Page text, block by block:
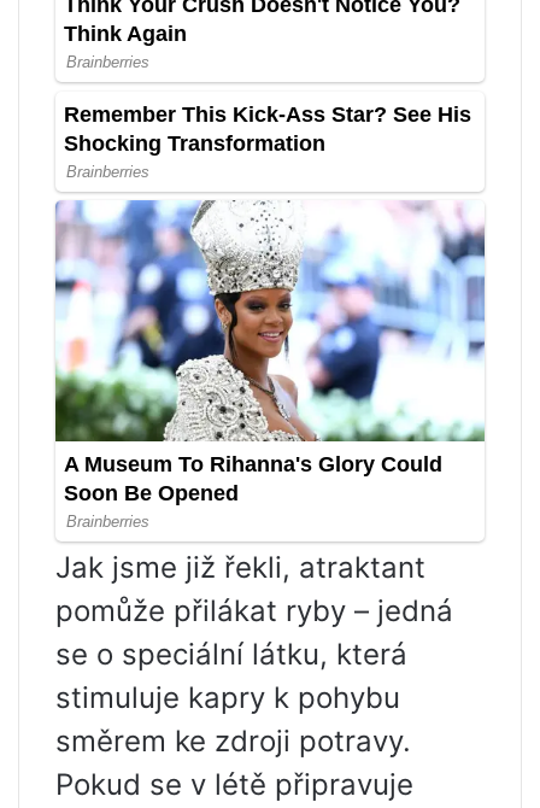
Jak jsme již řekli, atraktant
pomůže přilákat ryby – jedná
se o speciální látku, která
stimuluje kapry k pohybu
směrem ke zdroji potravy.
Pokud se v létě připravuje